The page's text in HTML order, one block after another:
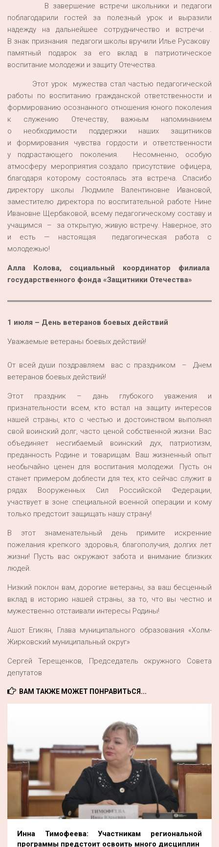
В завершение встречи школьники и педагоги
поблагодарили гостей за полезный урок и выразили
надежду на дальнейшее сотрудничество и встречи .
В знак признания педагоги школы вручили Илье Русакову
памятный подарок за его вклад в патриотическое
воспитание молодежи и защиту Отечества.
Этот урок мужества стал частью педагогической
работы по воспитанию гражданской ответственности и
формированию осознанного отношения юного поколения
к служению Отечеству, важным напоминанием
о необходимости поддержки наших защитников
и формирования чувства гордости и ответственности
у подрастающего поколения. Несомненно, особую
атмосферу мероприятия создало присутствие офицера,
благодаря которому состоялась эта встреча. Спасибо
директору школы Людмиле Валентиновне Ивановой,
заместителю директора по воспитательной работе Нине
Ивановне Щербаковой, всему педагогическому составу и
учащимся – за открытую, живую встречу. Наверное, это
и есть — настоящая педагогическая работа с
молодежью!
Алла Колова, социальный координатор филиала
государственного фонда «Защитники Отечества»
1 июля – День ветеранов боевых действий
Уважаемые ветераны боевых действий!
От всей души поздравляем вас с праздником – Днем
ветеранов боевых действий!
Этот праздник – дань глубокого уважения и
признательности всем, кто встал на защиту интересов
нашей страны, кто с честью и достоинством выполнял
свой воинский долг, часто ценой собственной жизни. Вас
объединяет несгибаемый воинский дух, патриотизм,
преданность Родине и товарищам. Ваш жизненный опыт
необычайно ценен для воспитания молодежи. Пусть он
станет примером доблести для тех, кто сейчас служит в
рядах Вооруженных Сил Российской Федерации,
участвует в зоне специальной военной операции и кому
только предстоит защищать нашу страну!
В этот знаменательный день примите искренние
пожелания крепкого здоровья, благополучия, долгих лет
жизни! Пусть вас окружают забота и внимание близких
людей.
Низкий поклон вам, дорогие ветераны, за ваш бесценный
вклад в историю нашей страны, за то, что вы честно и
мужественно отстаивали интересы Родины!
Ашот Егикян, Глава муниципального образования «Холм-
Жирковский муниципальный округ»
Сергей Терещенков, Председатель окружного Совета
депутатов
ВАМ ТАКЖЕ МОЖЕТ ПОНРАВИТЬСЯ...
Инна Тимофеева: Участникам региональной
программы предстоит освоить много дисциплин